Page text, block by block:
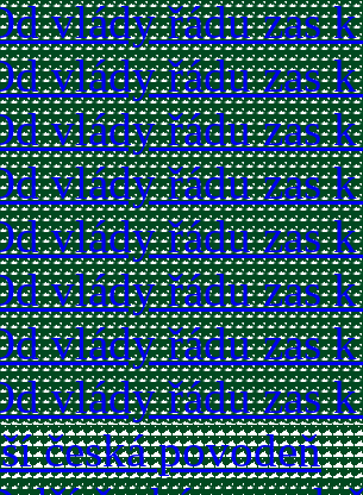
vlády řádu zas
vlády řádu zas
vlády řádu zas
vlády řádu zas
vlády řádu zas
vlády řádu zas
vlády řádu zas
vlády řádu zas
česká povodeň